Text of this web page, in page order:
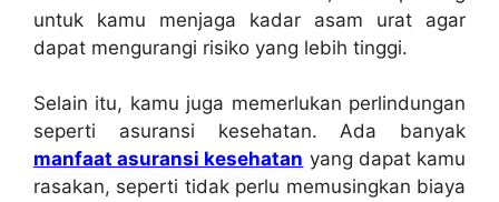
untuk kamu menjaga kadar asam urat agar
dapat mengurangi risiko yang lebih tinggi.
Selain itu, kamu juga memerlukan perlindungan
seperti asuransi kesehatan. Ada banyak
manfaat asuransi kesehatan yang dapat kamu
rasakan, seperti tidak perlu memusingkan biaya